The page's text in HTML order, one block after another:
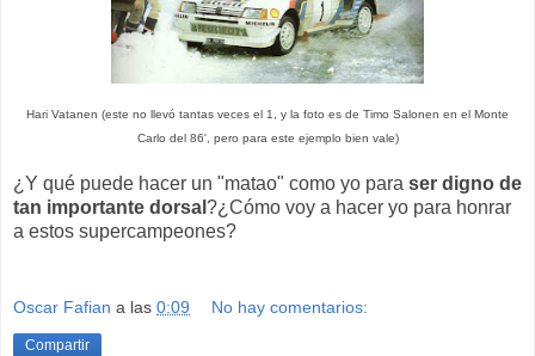
Hari Vatanen (este no llevó tantas veces el 1, y la foto es de Timo Salonen en el Monte
Carlo del 86', pero para este ejemplo bien vale)
¿Y qué puede hacer un "matao" como yo para ser digno de
tan importante dorsal ?¿Cómo voy a hacer yo para honrar
a estos supercampeones?
Oscar Fafian a las 0:09 No hay comentarios:
Compartir